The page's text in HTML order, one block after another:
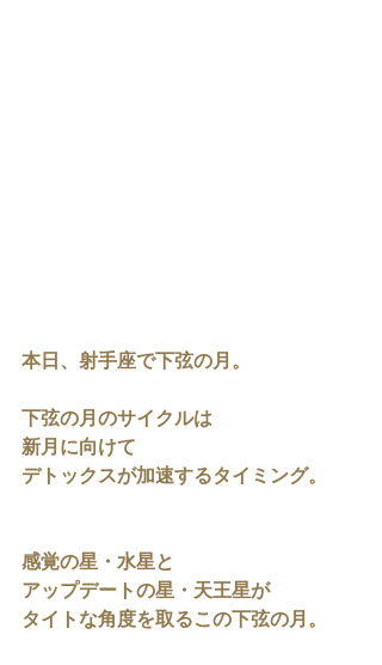
本日、射手座で下弦の月。
下弦の月のサイクルは
新月に向けて
デトックスが加速するタイミング。
感覚の星・水星と
アップデートの星・天王星が
タイトな角度を取るこの下弦の月。